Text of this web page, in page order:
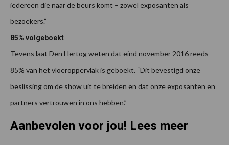
iedereen die naar de beurs komt – zowel exposanten als
bezoekers.”
85% volgeboekt
Tevens laat Den Hertog weten dat eind november 2016 reeds
85% van het vloeroppervlak is geboekt. “Dit bevestigd onze
beslissing om de show uit te breiden en dat onze exposanten en
partners vertrouwen in ons hebben.”
Aanbevolen voor jou! Lees meer